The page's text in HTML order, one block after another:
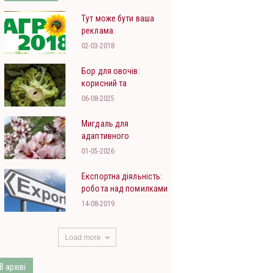
Тут може бути ваша
реклама.
02-03-2018
Бор для овочів:
корисний та
небезпечний
06-08-2025
Мигдаль для
адаптивного
садівництва півдня
01-05-2026
Експортна діяльність:
робота над помилками
14-08-2019
Load more
В архіві